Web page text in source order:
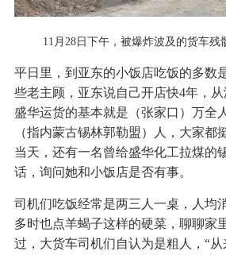
11月28日下午，被爆炸波及的货车残
平日里，到亚东的小饭店吃饭的多数
些老主顾，亚东说自己开店快4年，
盛华运货的基本就是（张家口）万全
（指内蒙古锡林郭勒盟）人，大家都
当天，还有一名曾给盛华化工拉煤的
话，询问她和小饭店是否有事。
司机们吃饭经常是两三人一桌，人均
多时也点羊蝎子这样的硬菜，聊聊家
过，大货车司机们自认为是粗人，“从